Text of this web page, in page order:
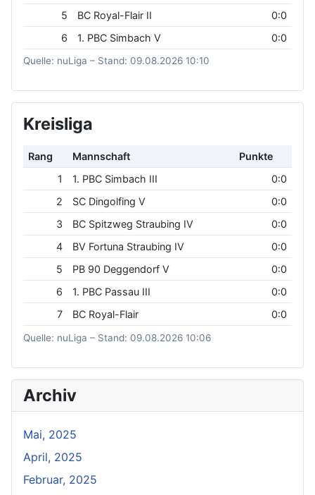
5
BC Royal-Flair II
0:0
6
1. PBC Simbach V 0:0
Quelle: nuLiga – Stand: 09.08.2026 10:10
Kreisliga
Rang Mannschaft
Punkte
1
1. PBC Simbach III
0:0
2
SC Dingolfing V
0:0
3
BC Spitzweg Straubing IV
0:0
4
BV Fortuna Straubing IV
0:0
5
PB 90 Deggendorf V
0:0
6
1. PBC Passau III
0:0
7
BC Royal-Flair 0:0
Quelle: nuLiga – Stand: 09.08.2026 10:06
Archiv
Mai, 2025
April, 2025
Februar, 2025